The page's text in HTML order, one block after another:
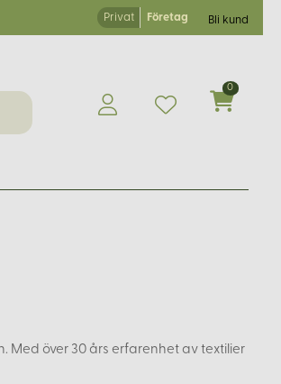
Privat Företag Bli kund
0
Med över 30 års erfarenhet av textilier